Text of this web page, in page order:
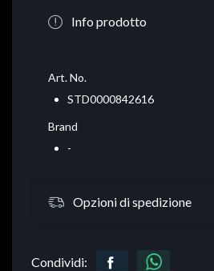
Info prodotto
Art. No.
STD0000842616
Brand
-
Opzioni di spedizione
Condividi: